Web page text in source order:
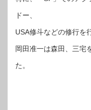
ドー、
USA修斗などの修行を
岡田准一は森田、三宅
た。